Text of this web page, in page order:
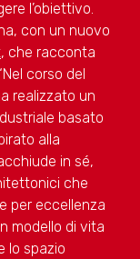
l’obiettivo.
con un nuovo
, che racconta
corso del
realizzato un
basato
alla
in sé,
che
per eccellenza
modello di vita
lo spazio